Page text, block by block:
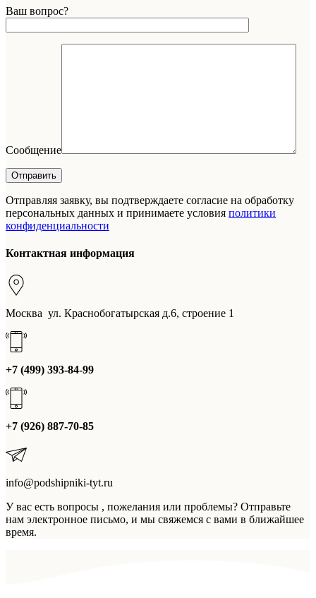
Ваш вопрос?
Сообщение
Отправляя заявку, вы подтверждаете согласие на обработку
персональных данных и принимаете условия политики
конфиденциальности
Контактная информация
Москва ул. Краснобогатырская д.6, строение 1
+7 (499) 393-84-99
+7 (926) 887-70-85
info@podshipniki-tyt.ru
У вас есть вопросы , пожелания или проблемы? Отправьте
нам электронное письмо, и мы свяжемся с вами в ближайшее
время.